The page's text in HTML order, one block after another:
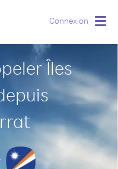
Connexion
Îles